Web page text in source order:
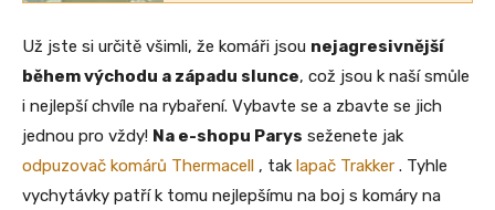
Už jste si určitě všimli, že komáři jsou nejagresivnější
během východu a západu slunce, což jsou k naší smůle
i nejlepší chvíle na rybaření. Vybavte se a zbavte se jich
jednou pro vždy! Na e-shopu Parys seženete jak
odpuzovač komárů Thermacell , tak lapač Trakker . Tyhle
vychytávky patří k tomu nejlepšímu na boj s komáry na